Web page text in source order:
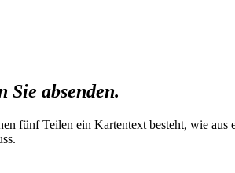
Sie absenden.
fünf Teilen ein Kartentext besteht, wie